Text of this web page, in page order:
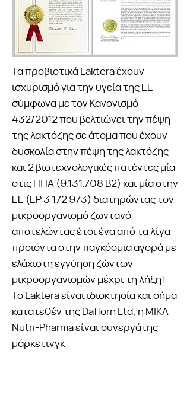
Τα προβιοτικά Laktera έχουν
ισχυρισμό για την υγεία της ΕΕ
σύμφωνα με τον Κανονισμό
432/2012 που βελτιώνει την πέψη
της λακτόζης σε άτομα που έχουν
δυσκολία στην πέψη της λακτόζης
και 2 βιοτεχνολογικές πατέντες μία
στις ΗΠΑ (9.131.708 B2) και μία στην
ΕΕ (EP3 172 973) διατηρώντας τον
μικροοργανισμό ζωντανό
αποτελώντας έτσι ένα από τα λίγα
προϊόντα στην παγκόσμια αγορά με
ελάχιστη εγγύηση ζώντων
μικροοργανισμών μέχρι τη λήξη!
Το Laktera είναι ιδιοκτησία και σήμα
κατατεθέν της Daflorn Ltd, η MIKA
Nutri-Pharma είναι συνεργάτης
μάρκετινγκ